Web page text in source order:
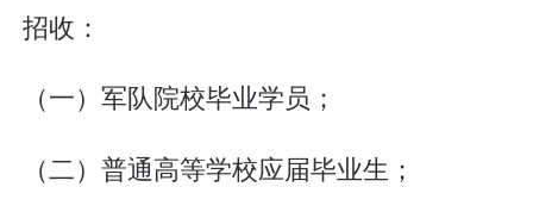
招收：
（一）军队院校毕业学员；
（二）普通高等学校应届毕业生；